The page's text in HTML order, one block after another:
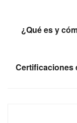
¿Qué es y
Certificaciones